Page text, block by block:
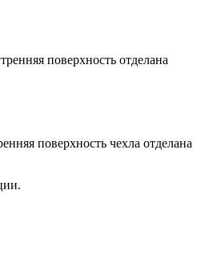
поверхность отделана
поверхность чехла отделана